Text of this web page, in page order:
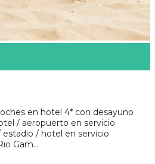
en hotel 4* con desayuno
/ aeropuerto en servicio
/ hotel en servicio
Gam...